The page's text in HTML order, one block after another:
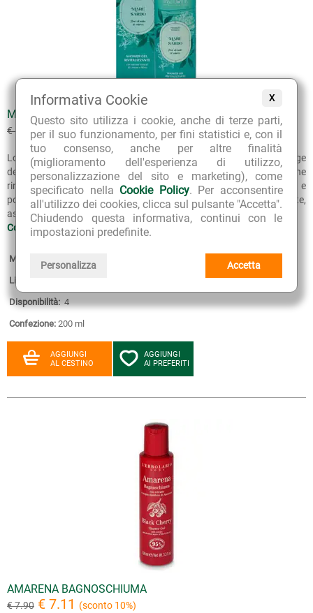
X
Informativa Cookie
Questo sito utilizza i cookie, anche di terze parti,
per il suo funzionamento, per fini statistici e, con il
tuo consenso, anche per altre finalità
(miglioramento dell'esperienza di utilizzo,
personalizzazione del sito e marketing), come
specificato nella Cookie Policy. Per acconsentire
all'utilizzo dei cookies, clicca sul pulsante "Accetta".
Chiudendo questa informativa, continui con le
impostazioni predefinite.
Personalizza Accetta
MARESARDO SHOWER GEL
€ 11.90 € 10.71(sconto 10%)
Lo Shower Gel MareSardo Nasoterapia, fresco e avvolgente, deterge
delicatamente la pelle, regalando una piacevole sensazione
rinfrescante. Formulato con estratti di Limone, Mirto e Cedro e
potenziato con proteine idrolizzate del Grano per un'azione nutriente,
asporta delicatamente le impurità...
Continua >>
Marca: Nasoterapia
Linea:
Disponibilità: 4
Confezione: 200 ml
AGGIUNGI
AL CESTINO
AGGIUNGI
AI PREFERITI
AMARENA BAGNOSCHIUMA
€ 7.90 € 7.11 (sconto 10%)